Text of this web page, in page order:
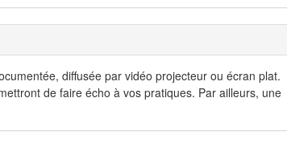
diffusée par vidéo projecteur ou écran plat.
de faire écho à vos pratiques. Par ailleurs, une